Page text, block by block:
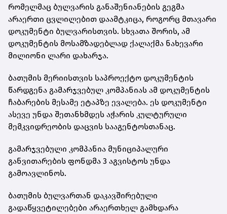
რომელმაც ბულვარის განაშენიანების გეგმა
არაერთი ცვლილებით დაამტკიცა, როგორც მთავარი
დოკუმენტი ბულვარისთვის. სხვათა შორის, ამ
დოკუმენტის მოსამზადებლად ქალაქმა ნახევარი
მილიონი ლარი დახარჯა.
ბათუმის მერიისთვის საპროექტო დოკუმენტის
წარდგენა გამარჯვებულ კომპანიას ამ დოკუმენტის
ჩაბარების მესამე ეტაპზე ევალება. ეს დოკუმენტი
ასევე უნდა შეთანხმდეს აჭარის კულტურული
მემკვიდრეობის დაცვის სააგენტოსთანაც.
გამარჯვებული კომპანია მუნიციპალური
განვითარების ფონდმა 3 აგვისტოს უნდა
გამოავლინოს.
ბათუმის ბულვართან დაკავშირებული
გადაწყვეტილებები არაერთხელ გამხდარა